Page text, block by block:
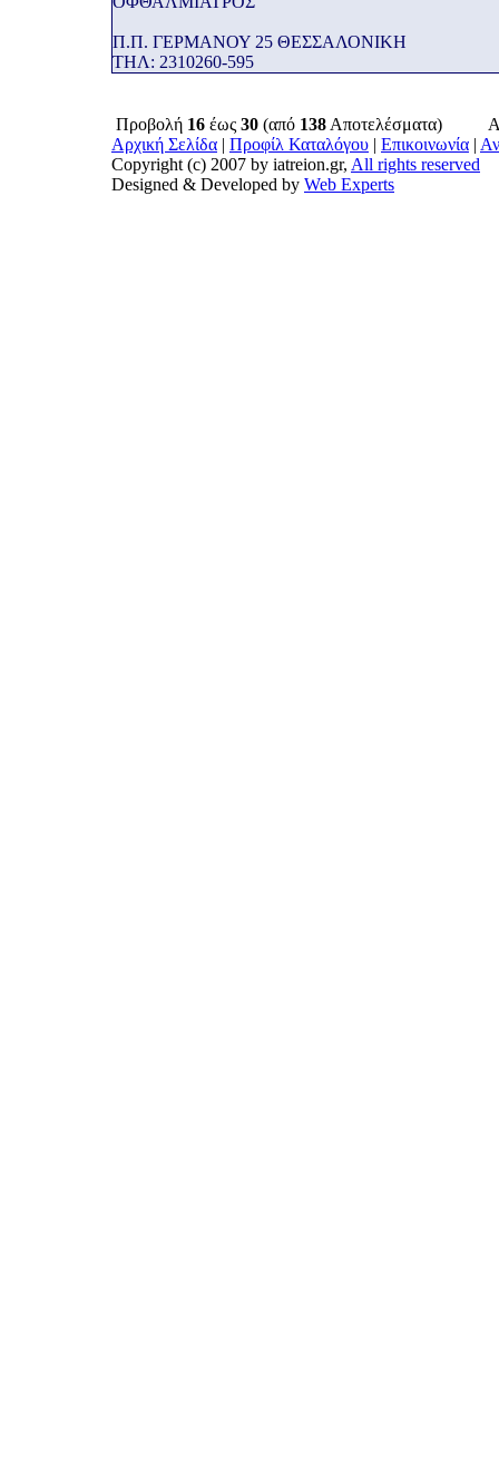
Π.Π. ΓΕΡΜΑΝΟΥ 25 ΘΕΣΣΑΛΟΝΙΚΗ
THΛ: 2310260-595
Προβολή 16 έως 30 (από 138 Αποτελέσματα)
Αρχική Σελίδα | Προφίλ Καταλόγου | Επικοινωνία |
Copyright (c) 2007 by iatreion.gr, All rights reserved
Designed & Developed by Web Experts